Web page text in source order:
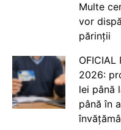
Multe
vor
părinții
2026:
lei până
până în